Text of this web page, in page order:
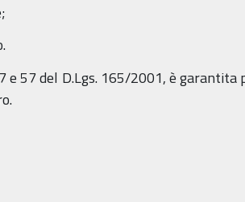
e 57 del D.Lgs. 165/2001, è